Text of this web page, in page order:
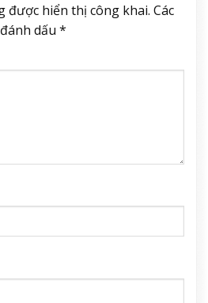
được hiển thị công khai. Các
dấu *